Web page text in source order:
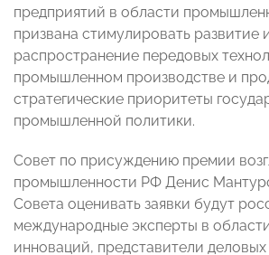
предприятий в области
призвана стимулировать развитие
распространение передовых
промышленном производстве и
стратегические приоритеты
промышленной политики.
Совет по присуждению премии
промышленности РФ Денис
Совета оценивать заявки будут
международные эксперты в
инноваций, представители